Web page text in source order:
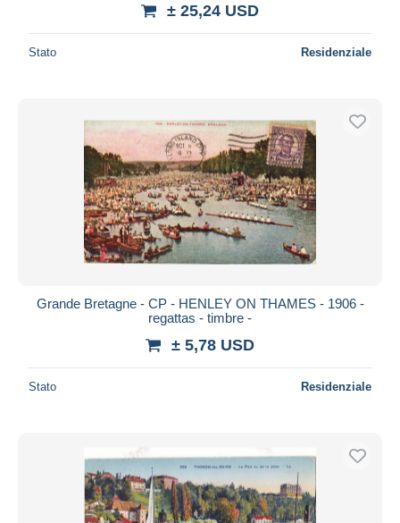
± 25,24 USD
Stato Residenziale
Grande Bretagne - CP - HENLEY ON THAMES - 1906 -
regattas - timbre -
± 5,78 USD
Stato Residenziale